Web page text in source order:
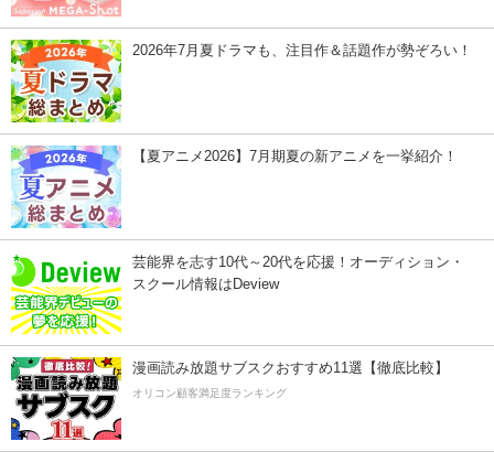
2026年7月夏ドラマも、注目作＆話題作が勢ぞろい！
【夏アニメ2026】7月期夏の新アニメを一挙紹介！
芸能界を志す10代～20代を応援！オーディション・
スクール情報はDeview
漫画読み放題サブスクおすすめ11選【徹底比較】
オリコン顧客満足度ランキング